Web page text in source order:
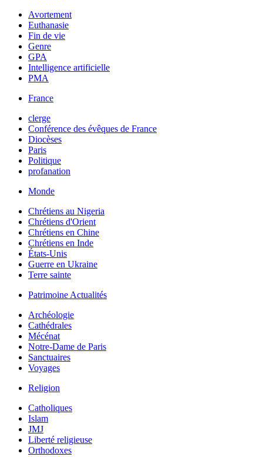
Avortement
Euthanasie
Fin de vie
Genre
GPA
Intelligence artificielle
PMA
France
clerge
Conférence des évêques de France
Diocèses
Paris
Politique
profanation
Monde
Chrétiens au Nigeria
Chrétiens d'Orient
Chrétiens en Chine
Chrétiens en Inde
États-Unis
Guerre en Ukraine
Terre sainte
Patrimoine Actualités
Archéologie
Cathédrales
Mécénat
Notre-Dame de Paris
Sanctuaires
Voyages
Religion
Catholiques
Islam
JMJ
Liberté religieuse
Orthodoxes